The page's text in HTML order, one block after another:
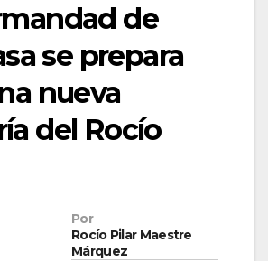
de
se prepara
nueva
del Rocío
Por
Rocío Pilar Maestre
Márquez